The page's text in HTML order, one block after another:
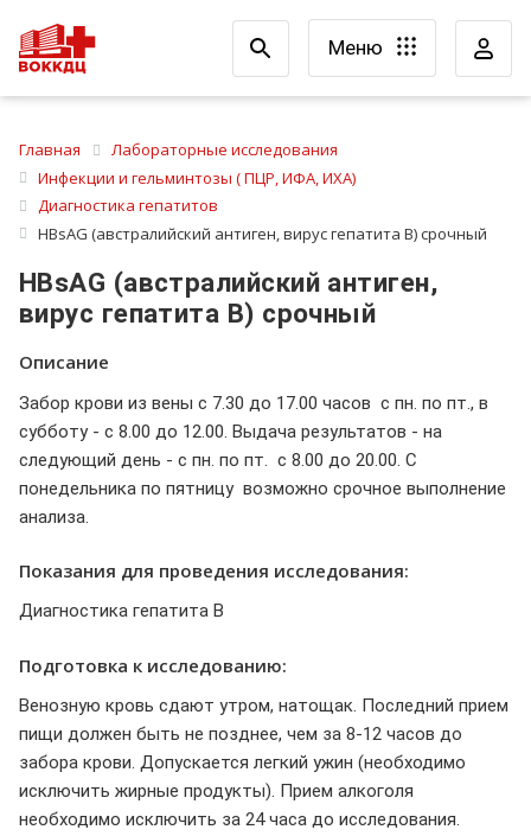
Меню
Главная
Лабораторные исследования
Инфекции и гельминтозы ( ПЦР, ИФА, ИХА)
Диагностика гепатитов
HBsAG (австралийский антиген, вирус гепатита В) срочный
HBsAG (австралийский антиген,
вирус гепатита В) срочный
Описание
Забор крови из вены с 7.30 до 17.00 часов с пн. по пт., в
субботу - с 8.00 до 12.00. Выдача результатов - на
следующий день - с пн. по пт. с 8.00 до 20.00. С
понедельника по пятницу возможно срочное выполнение
анализа.
Показания для проведения исследования:
Диагностика гепатита В
Подготовка к исследованию:
Венозную кровь сдают утром, натощак. Последний прием
пищи должен быть не позднее, чем за 8-12 часов до
забора крови. Допускается легкий ужин (необходимо
исключить жирные продукты). Прием алкоголя
необходимо исключить за 24 часа до исследования.